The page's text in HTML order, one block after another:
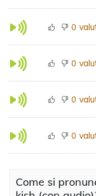
0
0
0
0
Come si